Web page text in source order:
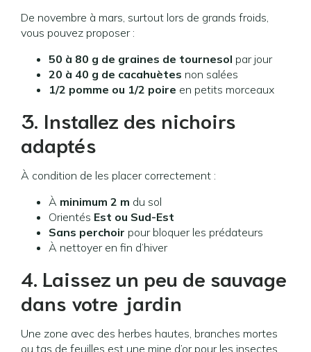
De novembre à mars, surtout lors de grands froids,
vous pouvez proposer :
50 à 80 g de graines de tournesol par jour
20 à 40 g de cacahuètes non salées
1/2 pomme ou 1/2 poire en petits morceaux
3. Installez des nichoirs
adaptés
À condition de les placer correctement :
À minimum 2 m du sol
Orientés Est ou Sud-Est
Sans perchoir pour bloquer les prédateurs
À nettoyer en fin d’hiver
4. Laissez un peu de sauvage
dans votre jardin
Une zone avec des herbes hautes, branches mortes
ou tas de feuilles est une mine d’or pour les insectes.